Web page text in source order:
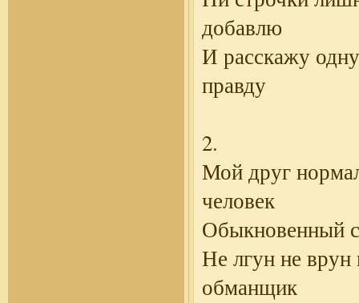
добавлю
И расскажу
правду
2.
Мой друг
человек
Обыкновенный
Не лгун не врун
обманщик